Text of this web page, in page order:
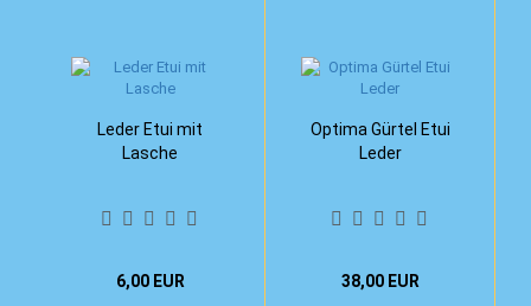
Leder Etui mit
Lasche
6,00 EUR
Optima Gürtel Etui
Leder
38,00 EUR